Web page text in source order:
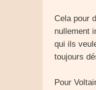
Cela pour
nullement
qui ils
toujours
Pour